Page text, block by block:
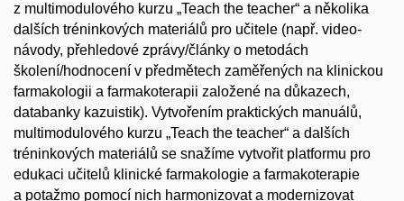
z multimodulového kurzu „Teach the teacher“ a několika
dalších tréninkových materiálů pro učitele (např. video-
návody, přehledové zprávy/články o metodách
školení/hodnocení v předmětech zaměřených na klinickou
farmakologii a farmakoterapii založené na důkazech,
databanky kazuistik). Vytvořením praktických manuálů,
multimodulového kurzu „Teach the teacher“ a dalších
tréninkových materiálů se snažíme vytvořit platformu pro
edukaci učitelů klinické farmakologie a farmakoterapie
a potažmo pomocí nich harmonizovat a modernizovat